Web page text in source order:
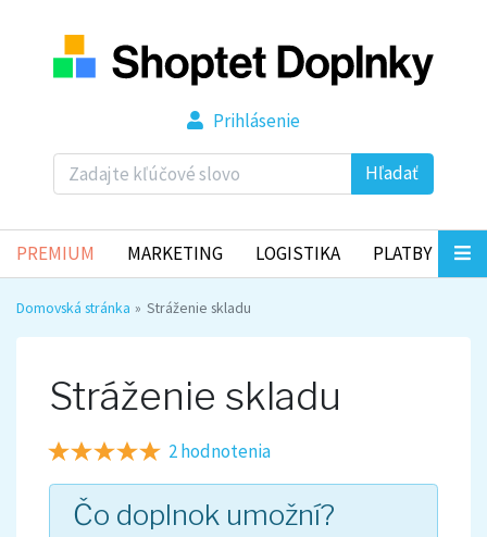
Hľadať
Prihlásenie
PREMIUM MARKETING LOGISTIKA PLATBY
Domovská stránka Stráženie skladu
Stráženie skladu
2 hodnotenia
Čo doplnok umožní?